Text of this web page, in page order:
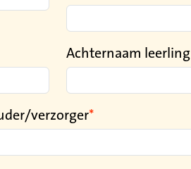
Achternaam leerling
verzorger